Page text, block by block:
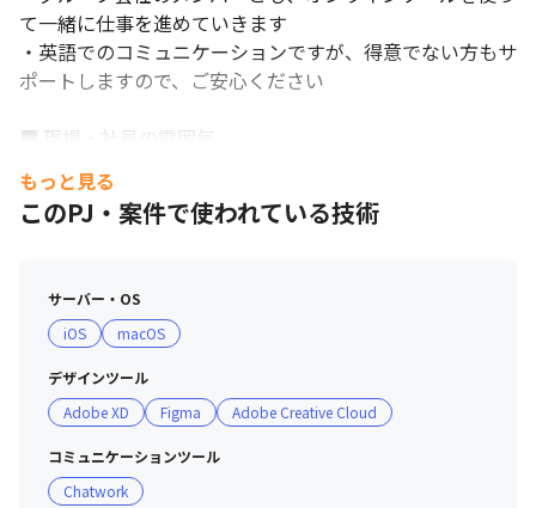
て一緒に仕事を進めていきます
・英語でのコミュニケーションですが、得意でない方もサ
ポートしますので、ご安心ください
■ 現場・社員の雰囲気
・経営陣から社員まで、穏やかな人が多く、フラットな空
気感です
・日常や業務内での改善案は、年齢や職種、職歴に関わら
を大切にしており、その価値観に共感して入社を決めた社
員が多いです
■ 働き方について
・対面とリアルな体験を大切にしているので、基本的に出
社できる方を求めています
・AIを活用するなど、自動化・効率化できるところはしっ
もっと見る
このPJ・案件で使われている技術
サーバー・OS
iOS
macOS
デザインツール
Adobe XD
Figma Adobe Creative Cloud
コミュニケーションツール
Chatwork